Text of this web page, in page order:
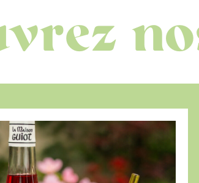
nos
Granité
Mangue
Fruit
du